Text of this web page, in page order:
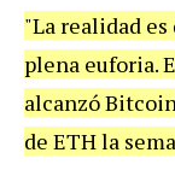
"La realidad
plena euforia.
alcanzó
de ETH la